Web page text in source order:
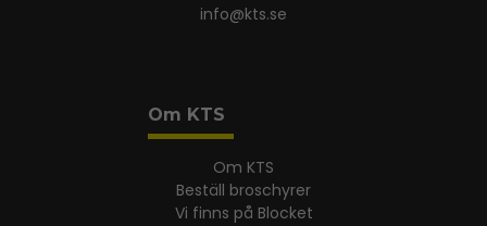
info@kts.se
Om KTS
Om KTS
Beställ broschyrer
Vi finns på Blocket